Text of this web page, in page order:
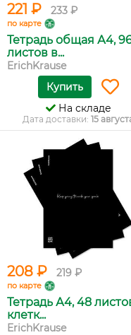
221 ₽ 233 ₽
по карте
Тетрадь общая А4,
листов в...
ErichKrause
Купить
На складе
Дата доставки: 15
208 ₽ 219 ₽
по карте
Тетрадь А4, 48
клетк...
ErichKrause